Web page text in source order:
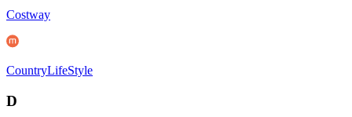
Costway
CountryLifeStyle
D